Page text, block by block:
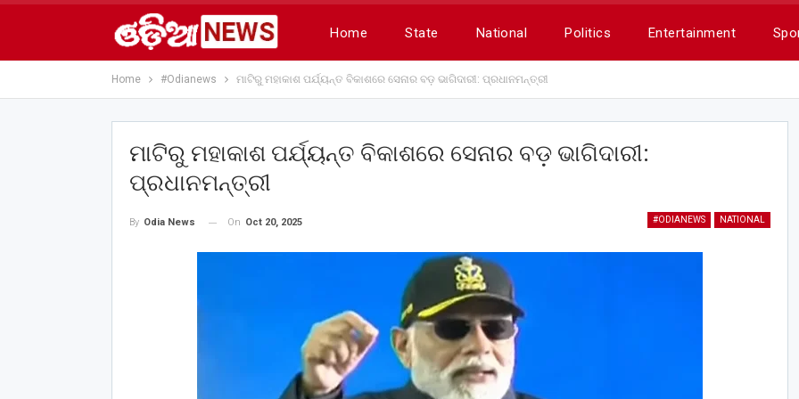
Home State National Politics Entertainment
Home #Odianews ମାଟିରୁ ମହାକାଶ ପର୍ଯ୍ୟନ୍ତ ବିକାଶରେ ସେନାର ବଡ଼ ଭାଗିଦାରୀ: ପ୍ରଧାନମନ୍ତ୍ରୀ
ମାଟିରୁ ମହାକାଶ ପର୍ଯ୍ୟନ୍ତ ବିକାଶରେ ସେନାର ବଡ଼ ଭାଗିଦାରୀ:
ପ୍ରଧାନମନ୍ତ୍ରୀ
#ODIANEWS NATIONAL
By Odia News On Oct 20, 2025